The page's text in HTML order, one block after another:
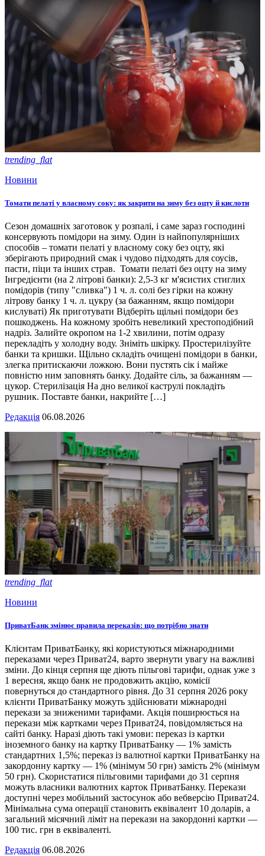
trending_flat
Новини
Томати пелаті у власному соку: як закрити на зиму без оцту й кислоти
Сезон домашніх заготовок у розпалі, і саме зараз господині
консервують помідори на зиму. Один із найпопулярніших
способів – томати пелаті у власному соку без оцту, які
зберігають природний смак і чудово підходять для соусів,
пасти, піци та інших страв. Томати пелаті без оцту на зиму
Інгредієнти (на 2 літрові банки): 2,5-3 кг м'ясистих стиглих
помідорів (типу "сливка") 1 ч. л. солі без гірки на кожну
літрову банку 1 ч. л. цукру (за бажанням, якщо помідори
кислуваті) Як приготувати Відберіть щільні помідори без
пошкоджень. На кожному зробіть невеликий хрестоподібний
надріз. Залийте окропом на 1-2 хвилини, потім одразу
перекладіть у холодну воду. Зніміть шкірку. Простерилізуйте
банки та кришки. Щільно складіть очищені помідори в банки,
злегка притискаючи ложкою. Вони пустять сік і майже
повністю ним заповнять банку. Додайте сіль, за бажанням —
цукор. Стерилізація На дно великої каструлі покладіть
рушник. Поставте банки, накрийте […]
Редакція 06.08.2026
trending_flat
Новини
ПриватБанк змінює правила переказів: що потрібно знати
Клієнтам ПриватБанку, які користуються міжнародними
переказами через Приват24, варто звернути увагу на важливі
зміни. До кінця серпня ще діють пільгові тарифи, однак уже з
1 вересня, якщо банк не продовжить акцію, комісії
повернуться до стандартного рівня. До 31 серпня 2026 року
клієнти ПриватБанку можуть здійснювати міжнародні
перекази за зниженими тарифами. Акція поширюється на
перекази між картками через Приват24, повідомляється на
сайті банку. Наразі діють такі умови: переказ із картки
іноземного банку на картку ПриватБанку — 1% замість
стандартних 1,5%; переказ із валютної картки ПриватБанку на
закордонну картку — 1% (мінімум 50 грн) замість 2% (мінімум
50 грн). Скористатися пільговими тарифами до 31 серпня
можуть власники валютних карток ПриватБанку. Перекази
доступні через мобільний застосунок або вебверсію Приват24.
Мінімальна сума операції становить еквівалент 10 доларів, а
загальний місячний ліміт на перекази на закордонні картки —
100 тис. грн в еквіваленті.
Редакція 06.08.2026